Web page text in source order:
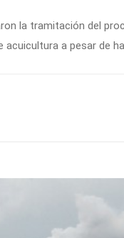
la tramitación del
a pesar de